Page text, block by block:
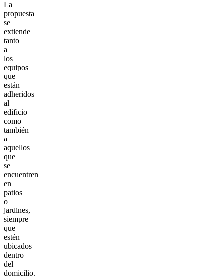
La
propuesta
se
extiende
tanto
a
los
equipos
que
están
adheridos
al
edificio
como
también
a
aquellos
que
se
encuentren
en
patios
o
jardines,
siempre
que
estén
ubicados
dentro
del
domicilio.